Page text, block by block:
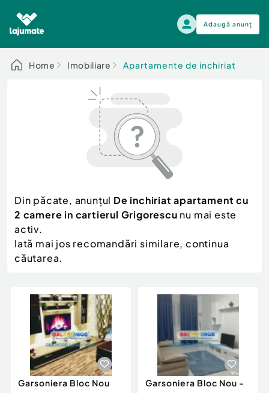
Adaugă anunț
Alege categoria
Auto, moto si ambarcatiuni
Electronice si electrocasnice
Mama si copilul
Moda si frumusete
Sport, timp liber, arta
Agro si Industrie
Animale de companie
Afaceri și echipamente profesionale
Inchiriere Bunuri si Vehicule
Auto, moto si ambarcatiuni
Scutere - ATV - UTV
Autoutilitare
Ambarcatiuni
Camioane - Rulote - Remorci
Motociclete
Piese auto si accesorii
Dacia Duster
Home Imobiliare Apartamente de inchiriat
Din păcate, anunțul De inchiriat apartament cu
2 camere in cartierul Grigorescu nu mai este
activ.
Iată mai jos recomandări similare, continua
căutarea.
Garsoniera Bloc Nou
Garsoniera Bloc Nou -